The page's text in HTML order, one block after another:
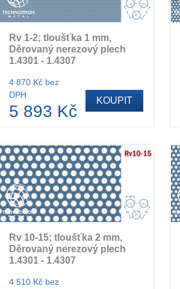
Rv 1-2; tloušťka 1 mm,
Děrovaný nerezový plech
1.4301 - 1.4307
4 870 Kč bez
DPH
5 893 Kč
KOUPIT
Rv 10-15; tloušťka 2 mm,
Děrovaný nerezový plech
1.4301 - 1.4307
4 510 Kč bez